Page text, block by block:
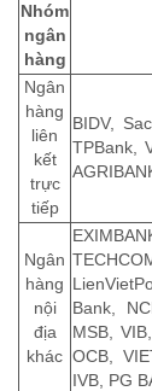
Nhóm
ngân
hàng
Ngân
hàng
liên
kết
trực
tiếp
BIDV,
TPBank,
Ngân
hàng
nội
địa
khác
Bank,
MSB,
OCB,
IVB, PG